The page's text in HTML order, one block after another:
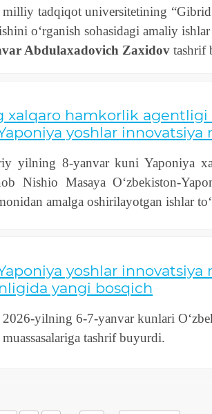
milliy tadqiqot universitetining “Gibrid
o‘rganish sohasidagi amaliy
Abdulaxadovich Zaxidov tashrif
xalqaro hamkorlik
yoshlar
yilning 8-yanvar kuni Yaponiya
Nishio Masaya O‘zbekiston-
amalga oshirilayotgan ishlar
yoshlar
yangi bosqich
2026-yilning 6-7-yanvar kunlari
muassasalariga tashrif buyurdi.